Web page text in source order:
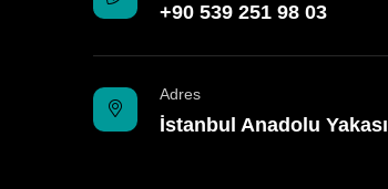
+90 539 251 98 03
Adres
İstanbul Anadolu Yakası